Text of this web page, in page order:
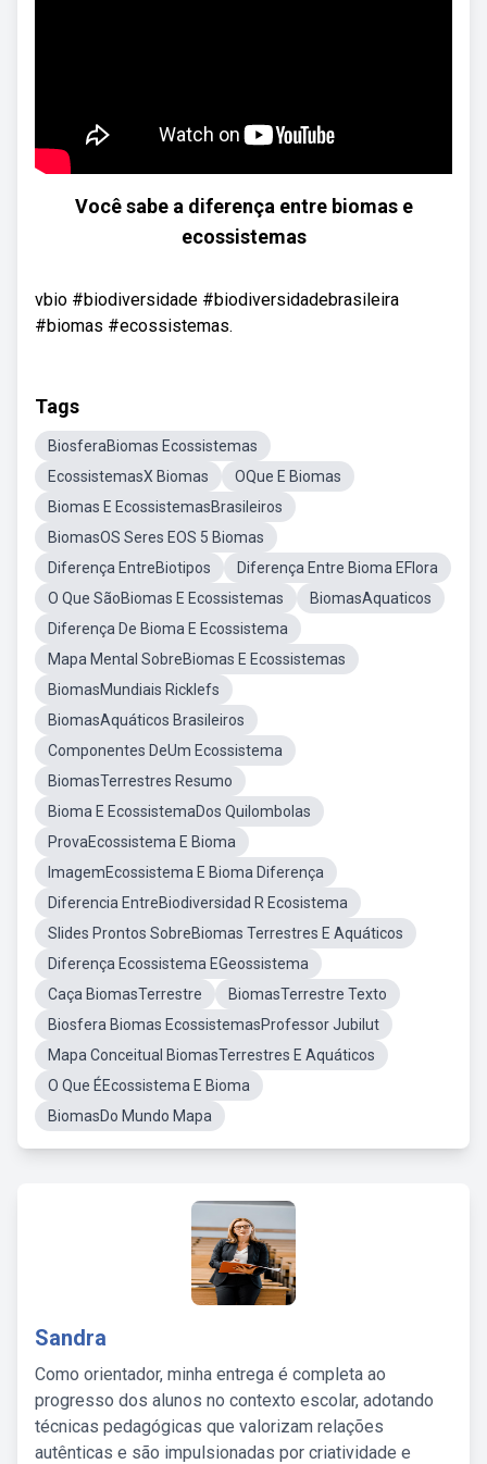
Você sabe a diferença entre biomas e
ecossistemas
vbio #biodiversidade #biodiversidadebrasileira
#biomas #ecossistemas.
Tags
BiosferaBiomas Ecossistemas
EcossistemasX Biomas
OQue E Biomas
Biomas E EcossistemasBrasileiros
BiomasOS Seres EOS 5 Biomas
Diferença EntreBiotipos
Diferença Entre Bioma EFlora
O Que SãoBiomas E Ecossistemas
BiomasAquaticos
Diferença De Bioma E Ecossistema
Mapa Mental SobreBiomas E Ecossistemas
BiomasMundiais Ricklefs
BiomasAquáticos Brasileiros
Componentes DeUm Ecossistema
BiomasTerrestres Resumo
Bioma E EcossistemaDos Quilombolas
ProvaEcossistema E Bioma
ImagemEcossistema E Bioma Diferença
Diferencia EntreBiodiversidad R Ecosistema
Slides Prontos SobreBiomas Terrestres E Aquáticos
Diferença Ecossistema EGeossistema
Caça BiomasTerrestre
BiomasTerrestre Texto
Biosfera Biomas EcossistemasProfessor Jubilut
Mapa Conceitual BiomasTerrestres E Aquáticos
O Que ÉEcossistema E Bioma
BiomasDo Mundo Mapa
Sandra
Como orientador, minha entrega é completa ao
progresso dos alunos no contexto escolar, adotando
técnicas pedagógicas que valorizam relações
autênticas e são impulsionadas por criatividade e